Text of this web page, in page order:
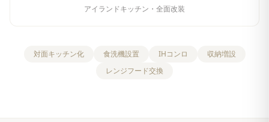
アイランドキッチン・全面改装
対面キッチン化 食洗機設置 IHコンロ
収納増設
レンジフード交換